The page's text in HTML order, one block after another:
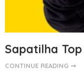
Sapatilha
CONTINUE READING ➞